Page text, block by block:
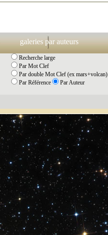
galeries par auteurs
Recherche large
Par Mot Clef
Par double Mot Clef (ex mars+volcan)
Par Référence
Par Auteur